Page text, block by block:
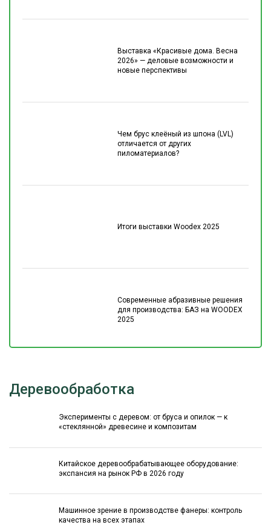
Выставка «Красивые дома. Весна
2026» — деловые возможности и
новые перспективы
Чем брус клеёный из шпона (LVL)
отличается от других
пиломатериалов?
Итоги выставки Woodex 2025
Современные абразивные решения
для производства: БАЗ на WOODEX
2025
Деревообработка
Эксперименты с деревом: от бруса и опилок — к
«стеклянной» древесине и композитам
Китайское деревообрабатывающее оборудование:
экспансия на рынок РФ в 2026 году
Машинное зрение в производстве фанеры: контроль
качества на всех этапах